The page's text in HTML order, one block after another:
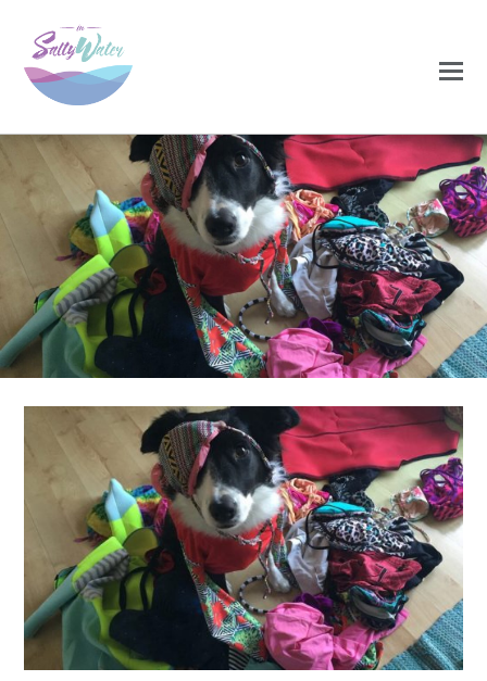
NOVEMBRO 17, 2020 0 0
rubybikini-768×465